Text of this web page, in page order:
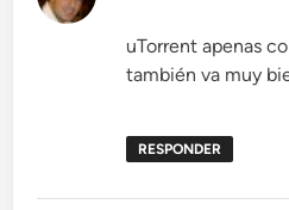
uTorrent apenas
también va muy
RESPONDER